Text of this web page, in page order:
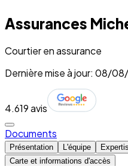
Assurances
Courtier en assurance
Dernière mise à jour: 08/
4.619 avis
Documents
Présentation L'équipe
Carte et informations d'accès